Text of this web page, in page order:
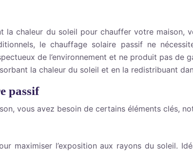
la chaleur du soleil pour chauffer votre maison,
le chauffage solaire passif ne
de l’environnement et ne produit pas de
la chaleur du soleil et en la redistribuant
passif
vous avez besoin de certains éléments clés,
maximiser l’exposition aux rayons du soleil.